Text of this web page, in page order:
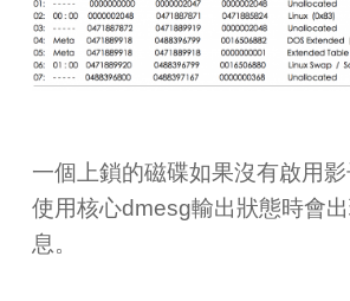
一個上鎖的磁碟如果沒有啟用影
使用核心dmesg輸出狀態時會
息。